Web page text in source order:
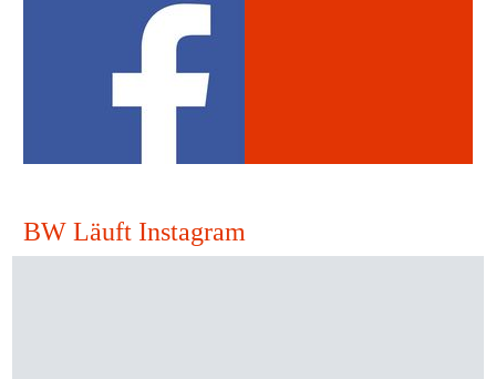
BW Läuft Instagram